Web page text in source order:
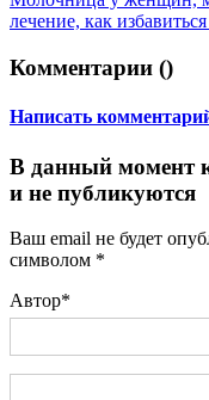
лечение, как
Комментарии ()
Написать
В данный момент
и не публикуются
Ваш email не будет
символом *
Автор*